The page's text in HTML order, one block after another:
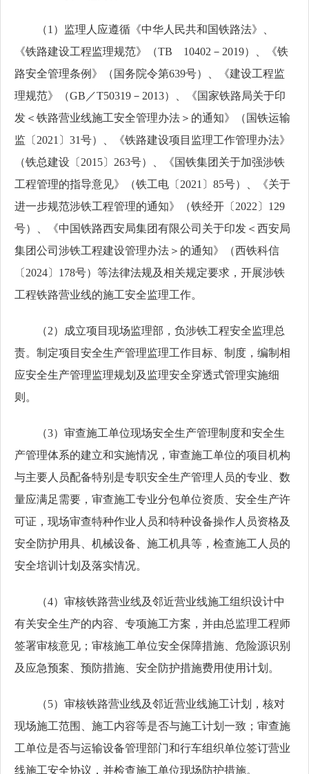
（1）监理人应遵循《中华人民共和国铁路法》、
《铁路建设工程监理规范》（TB 10402－2019）、《铁
路安全管理条例》（国务院令第639号）、《建设工程监
理规范》（GB／T50319－2013）、《国家铁路局关于印
发＜铁路营业线施工安全管理办法＞的通知》（国铁运输
监〔2021〕31号）、《铁路建设项目监理工作管理办法》
（铁总建设〔2015〕263号）、《国铁集团关于加强涉铁
工程管理的指导意见》（铁工电〔2021〕85号）、《关于
进一步规范涉铁工程管理的通知》（铁经开〔2022〕129
号）、《中国铁路西安局集团有限公司关于印发＜西安局
集团公司涉铁工程建设管理办法＞的通知》（西铁科信
〔2024〕178号）等法律法规及相关规定要求，开展涉铁
工程铁路营业线的施工安全监理工作。
（2）成立项目现场监理部，负涉铁工程安全监理总
责。制定项目安全生产管理监理工作目标、制度，编制相
应安全生产管理监理规划及监理安全穿透式管理实施细
则。
（3）审查施工单位现场安全生产管理制度和安全生
产管理体系的建立和实施情况，审查施工单位的项目机构
与主要人员配备特别是专职安全生产管理人员的专业、数
量应满足需要，审查施工专业分包单位资质、安全生产许
可证，现场审查特种作业人员和特种设备操作人员资格及
安全防护用具、机械设备、施工机具等，检查施工人员的
安全培训计划及落实情况。
（4）审核铁路营业线及邻近营业线施工组织设计中
有关安全生产的内容、专项施工方案，并由总监理工程师
签署审核意见；审核施工单位安全保障措施、危险源识别
及应急预案、预防措施、安全防护措施费用使用计划。
（5）审核铁路营业线及邻近营业线施工计划，核对
现场施工范围、施工内容等是否与施工计划一致；审查施
工单位是否与运输设备管理部门和行车组织单位签订营业
线施工安全协议，并检查施工单位现场防护措施。